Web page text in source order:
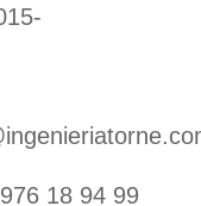
18 94 99